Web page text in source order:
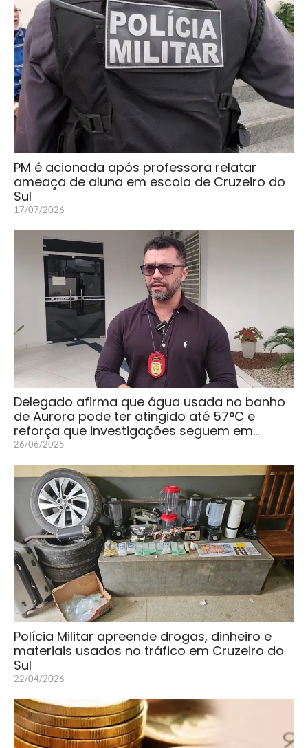
PM é acionada após professora relatar
ameaça de aluna em escola de Cruzeiro do
Sul
17/07/2026
Delegado afirma que água usada no banho
de Aurora pode ter atingido até 57°C e
reforça que investigações seguem em…
26/06/2025
Polícia Militar apreende drogas, dinheiro e
materiais usados no tráfico em Cruzeiro do
Sul
22/04/2026